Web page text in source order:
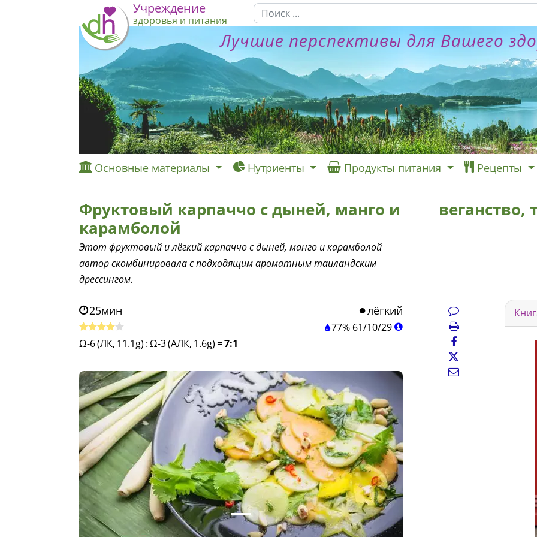
Учреждение
здоровья и питания
Лучшие перспективы для Вашего
Основные материалы Нутриенты Продукты питания Рецепты
Фруктовый карпаччо с дыней, манго и
карамболой
Этот фруктовый и лёгкий карпаччо с дыней, манго и карамболой
автор скомбинировала с подходящим ароматным таиландским
дрессингом.
веганство,
25мин лёгкий
77% 61/10/29
Ω-6 (ЛК, 11.1g) :Ω-3 (АЛК, 1.6g) =7:1